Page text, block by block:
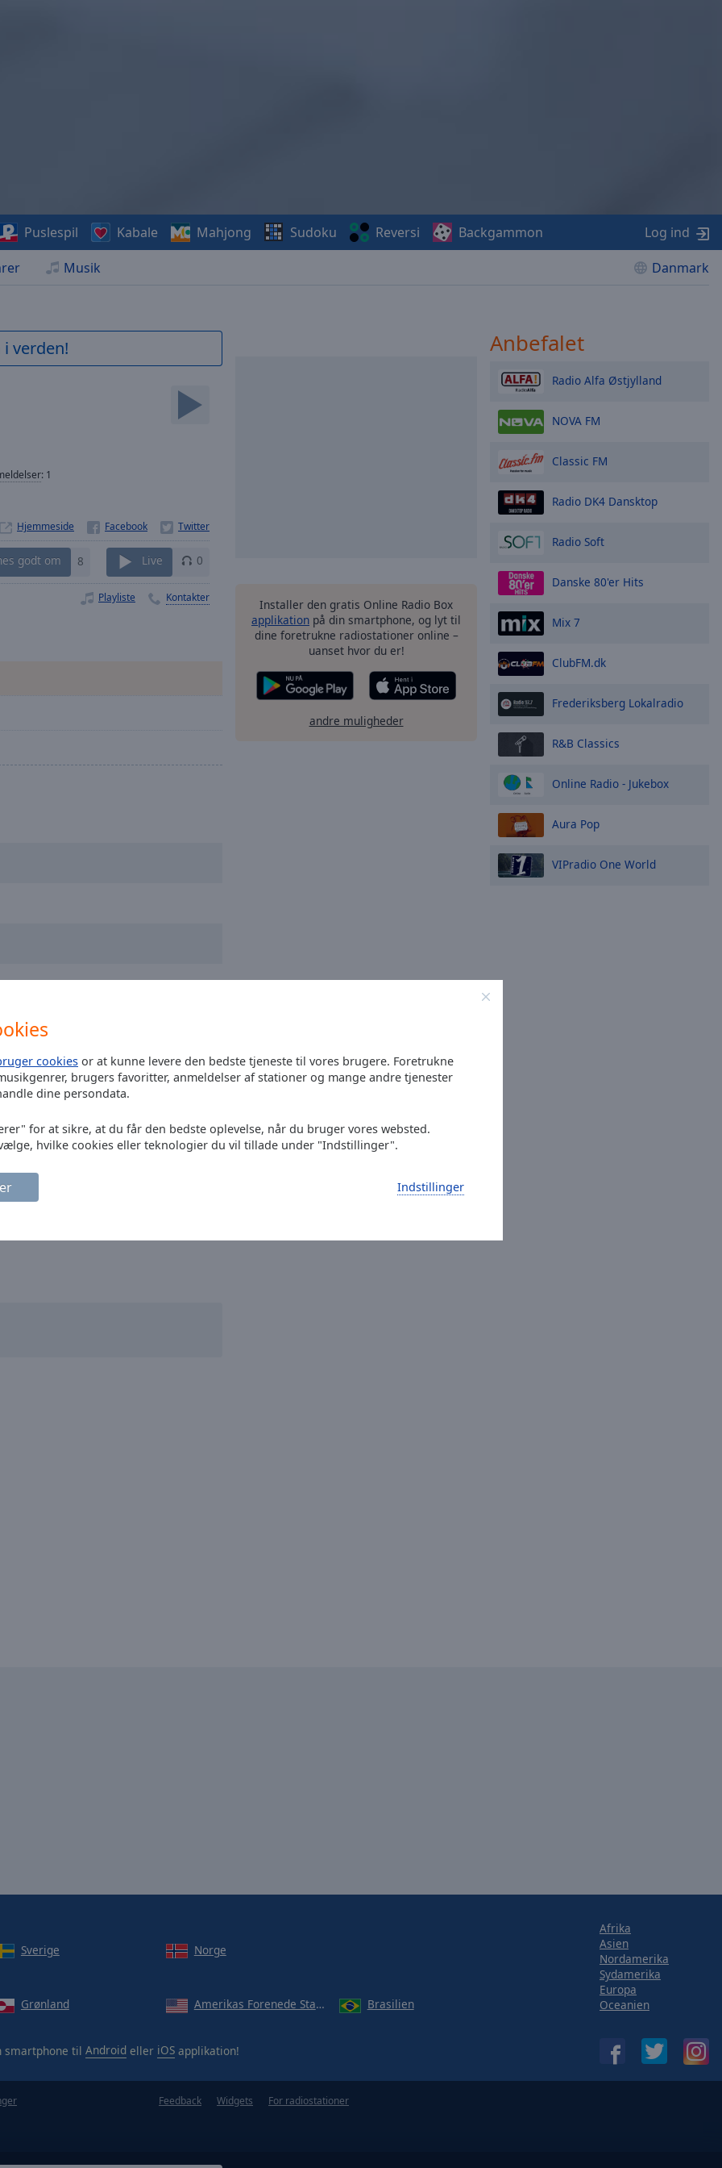
cookies or at kunne levere den bedste tjeneste til vores brugere. Foretrukne
brugers favoritter, anmeldelser af stationer og mange andre tjenester
dine persondata.
for at sikre, at du får den bedste oplevelse, når du bruger vores websted.
hvilke cookies eller teknologier du vil tillade under "Indstillinger".
Indstillinger
Musik Danmark
Puslespil Kabale Mahjong Sudoku Reversi Backgammon Log ind
verden!
: 1
Hjemmeside
godt om 8 Live 0
Playliste Kontakter
Installer den gratis Online Radio Box
applikation på din smartphone, og lyt til
dine foretrukne radiostationer online –
uanset hvor du er!
andre muligheder
Anbefalet
Radio Alfa Østjylland
NOVA FM
Classic FM
Radio DK4 Dansktop
Radio Soft
Danske 80'er Hits
Mix 7
ClubFM.dk
Frederiksberg Lokalradio
R&B Classics
Online Radio - Jukebox
Aura Pop
VIPradio One World
Sverige Norge
Grønland Amerikas Forenede Stater Brasilien
smartphone til Android eller iOS applikation!
Afrika
Asien
Nordamerika
Sydamerika
Europa
Oceanien
Feedback Widgets For radiostationer